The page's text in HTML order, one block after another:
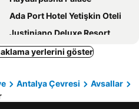
Ada Port Hotel Yetişkin Oteli
Justiniano Deluxe Resort
Wome Prime Hotel - Halal All Inclusive
Arycanda Kirman Premium
Noxinn Deluxe Hotel
yerlerini göster
Antalya Çevresi
Avsallar